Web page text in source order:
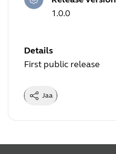
1.0.0
Details
First public release
Jaa